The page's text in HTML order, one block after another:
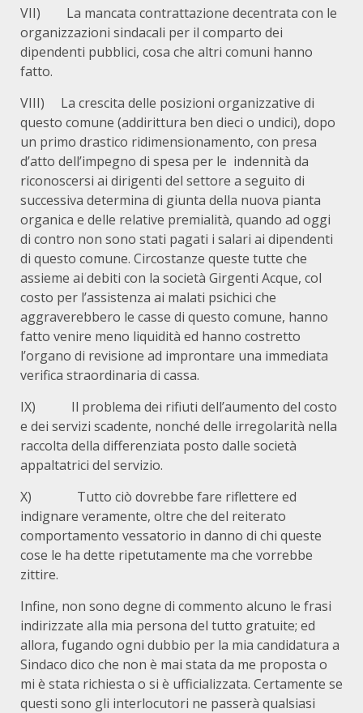
VII) La mancata contrattazione decentrata con le
organizzazioni sindacali per il comparto dei
dipendenti pubblici, cosa che altri comuni hanno
fatto.
VIII) La crescita delle posizioni organizzative di
questo comune (addirittura ben dieci o undici), dopo
un primo drastico ridimensionamento, con presa
d’atto dell’impegno di spesa per le indennità da
riconoscersi ai dirigenti del settore a seguito di
successiva determina di giunta della nuova pianta
organica e delle relative premialità, quando ad oggi
di contro non sono stati pagati i salari ai dipendenti
di questo comune. Circostanze queste tutte che
assieme ai debiti con la società Girgenti Acque, col
costo per l’assistenza ai malati psichici che
aggraverebbero le casse di questo comune, hanno
fatto venire meno liquidità ed hanno costretto
l’organo di revisione ad improntare una immediata
verifica straordinaria di cassa.
IX) Il problema dei rifiuti dell’aumento del costo
e dei servizi scadente, nonché delle irregolarità nella
raccolta della differenziata posto dalle società
appaltatrici del servizio.
X) Tutto ciò dovrebbe fare riflettere ed
indignare veramente, oltre che del reiterato
comportamento vessatorio in danno di chi queste
cose le ha dette ripetutamente ma che vorrebbe
zittire.
Infine, non sono degne di commento alcuno le frasi
indirizzate alla mia persona del tutto gratuite; ed
allora, fugando ogni dubbio per la mia candidatura a
Sindaco dico che non è mai stata da me proposta o
mi è stata richiesta o si è ufficializzata. Certamente se
questi sono gli interlocutori ne passerà qualsiasi